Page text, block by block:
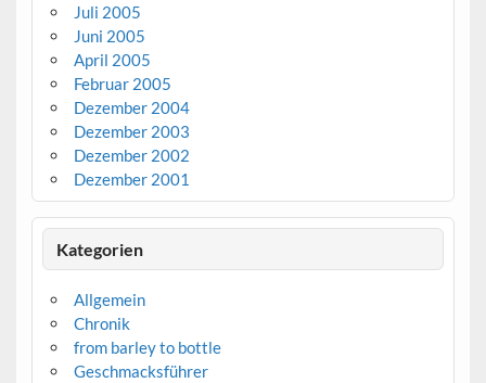
Juli 2005
Juni 2005
April 2005
Februar 2005
Dezember 2004
Dezember 2003
Dezember 2002
Dezember 2001
Kategorien
Allgemein
Chronik
from barley to bottle
Geschmacksführer